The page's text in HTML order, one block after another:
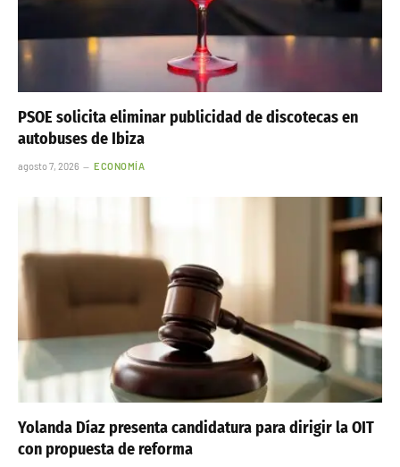
PSOE solicita eliminar publicidad de discotecas en
autobuses de Ibiza
agosto 7, 2026 ECONOMÍA
Yolanda Díaz presenta candidatura para dirigir la OIT
con propuesta de reforma